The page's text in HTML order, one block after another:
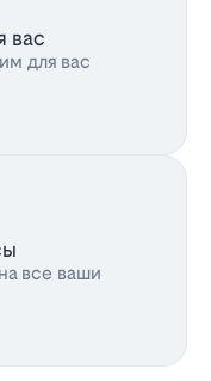
вас
для вас
все ваши